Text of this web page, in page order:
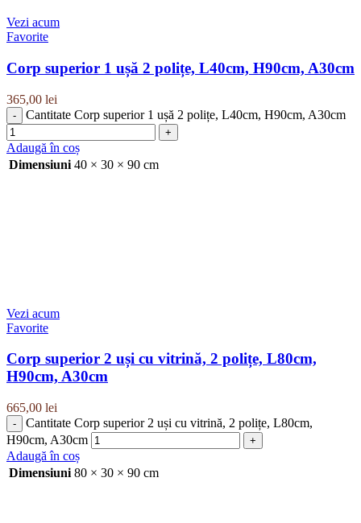
Vezi acum
Favorite
Corp superior 1 ușă 2 polițe, L40cm, H90cm, A30cm
365,00 lei
Cantitate Corp superior 1 ușă 2 polițe, L40cm, H90cm, A30cm
Adaugă în coș
Dimensiuni 40 × 30 × 90 cm
Vezi acum
Favorite
Corp superior 2 uși cu vitrină, 2 polițe, L80cm,
H90cm, A30cm
665,00 lei
Cantitate Corp superior 2 uși cu vitrină, 2 polițe, L80cm,
H90cm, A30cm
Adaugă în coș
Dimensiuni 80 × 30 × 90 cm